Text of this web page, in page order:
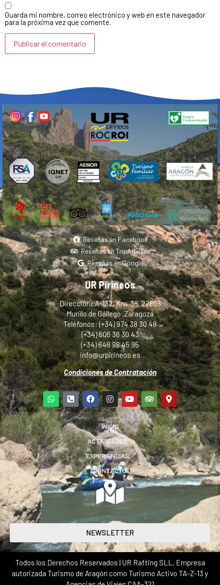
Guarda mi nombre, correo electrónico y web en este navegador
para la próxima vez que comente.
Reseñas en Facebook
Reseñas en TripAdvisor
Reseñas en Google
UR Pirineos
Dirección: A-132, Km. 38, 22808
Murillo de Gállego ,Zaragoza
Teléfonos: (+34) 974 38 30 48
(+34) 606 36 30 43
(+34) 648 98 45 95
info@urpirineos.es
Condiciones de Contratación
INICIO
ACTIVIDADES
EXPERIENCIAS
CONTACTO
NEWSLETTER
Todos los Derechos Reservados | UR Rafting SLL, Empresa
autorizada Turismo de Aragón como Turismo Activo TA-Z-13 y